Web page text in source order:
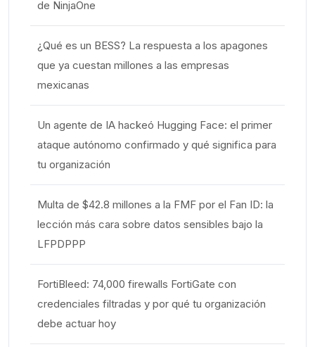
de NinjaOne
¿Qué es un BESS? La respuesta a los apagones
que ya cuestan millones a las empresas
mexicanas
Un agente de IA hackeó Hugging Face: el primer
ataque autónomo confirmado y qué significa para
tu organización
Multa de $42.8 millones a la FMF por el Fan ID: la
lección más cara sobre datos sensibles bajo la
LFPDPPP
FortiBleed: 74,000 firewalls FortiGate con
credenciales filtradas y por qué tu organización
debe actuar hoy